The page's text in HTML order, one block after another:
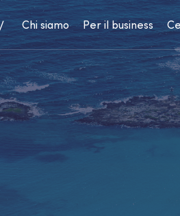
Chi siamo Per il business